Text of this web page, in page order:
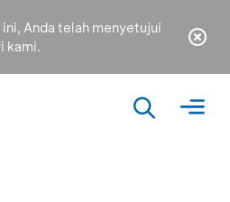
Anda telah menyetujui
kami.